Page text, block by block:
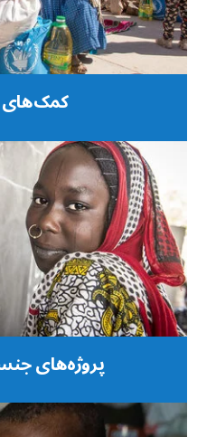
پروژه‌های